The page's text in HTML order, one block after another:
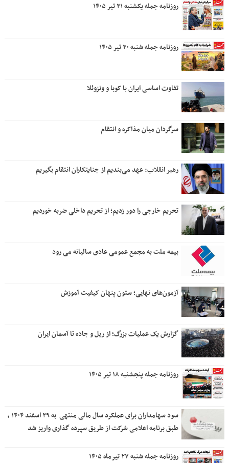
روزنامه جمله یکشنبه ۲۱ تیر ۱۴۰۵
روزنامه جمله شنبه ۲۰ تیر ۱۴۰۵
تفاوت اساسی ایران با کوبا و ونزوئلا
سرگردان میان مذاکره و انتقام
رهبر انقلاب: عهد می‌بندیم از جنایتکاران انتقام بگیریم
تحریم خارجی را دور زدیم؛ از تحریم داخلی ضربه خوردیم
بیمه ملت به مجمع عمومی عادی سالیانه می رود
آزمون‌های نهایی؛ ستون پنهان کیفیت آموزش
گزارش یک عملیات بزرگ؛ از ریل و جاده تا آسمان ایران
روزنامه جمله پنجشنبه ۱۸ تیر ۱۴۰۵
سود سهامداران برای عملکرد سال مالی منتهی ‌ به ۲۹ اسفند ۱۴۰۴ ،
طبق برنامه اعلامی شرکت از طریق سپرده گذاری واریز شد
روزنامه جمله شنبه ۲۷ تیرماه ۱۴۰۵